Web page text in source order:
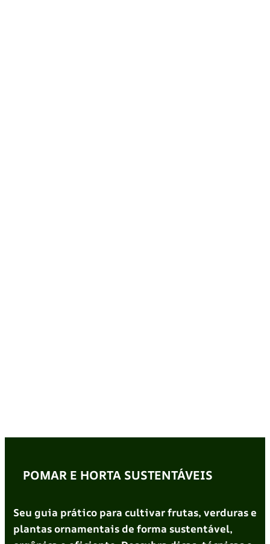
POMAR E HORTA SUSTENTÁVEIS
Seu guia prático para cultivar frutas, verduras e
plantas ornamentais de forma sustentável,